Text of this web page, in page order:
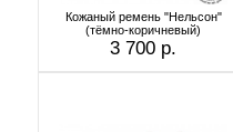
Кожаный ремень "Нельсон"
(тёмно-коричневый)
3 700 р.